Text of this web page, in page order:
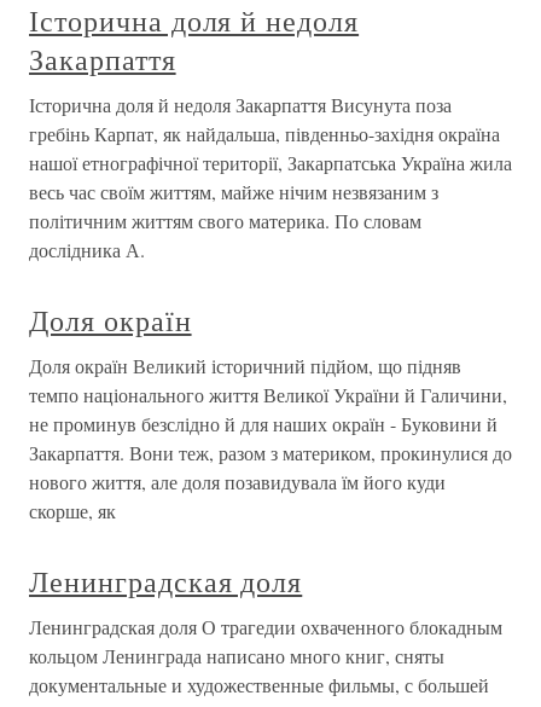
Історична доля й недоля
Закарпаття
Історична доля й недоля Закарпаття Висунута поза
гребінь Карпат, як найдальша, південньо-західня окраїна
нашої етнографічної території, Закарпатська Україна жила
весь час своїм життям, майже нічим незвязаним з
політичним життям свого материка. По словам
дослідника А.
Доля окраїн
Доля окраїн Великий історичний підйом, що підняв
темпо національного життя Великої України й Галичини,
не проминув безслідно й для наших окраїн - Буковини й
Закарпаття. Вони теж, разом з материком, прокинулися до
нового життя, але доля позавидувала їм його куди
скорше, як
Ленинградская доля
Ленинградская доля О трагедии охваченного блокадным
кольцом Ленинграда написано много книг, сняты
документальные и художественные фильмы, с большей